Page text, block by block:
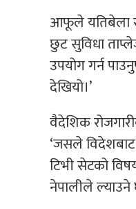
आफूले यतिबेला
छुट सुविधा
उपयोग गर्न
देखियो।’
वैदेशिक
‘जसले
टिभी सेटको
नेपालीले ल्याउने